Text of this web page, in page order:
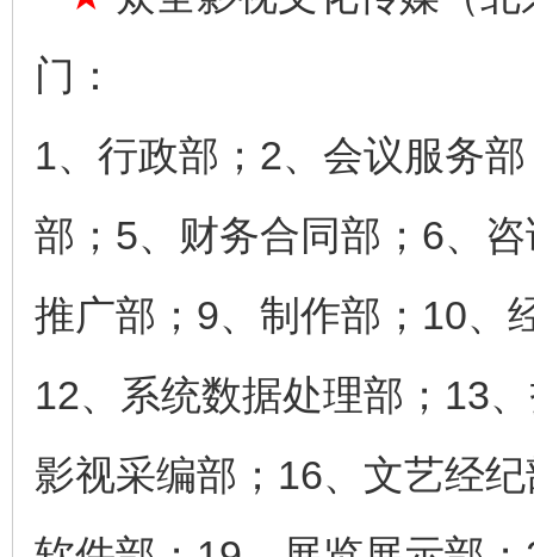
门：
1、行政部；2、会议服务
部；5、财务合同部；6、
推广部；9、制作部；10、
12、系统数据处理部；13
影视采编部；16、文艺经